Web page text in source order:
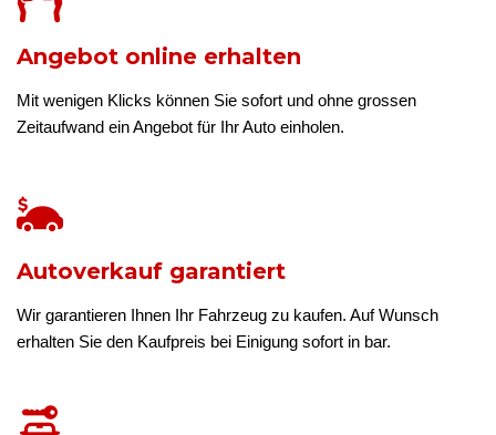
Angebot online erhalten
Mit wenigen Klicks können Sie sofort und ohne grossen
Zeitaufwand ein Angebot für Ihr Auto einholen.
Autoverkauf garantiert
Wir garantieren Ihnen Ihr Fahrzeug zu kaufen. Auf Wunsch
erhalten Sie den Kaufpreis bei Einigung sofort in bar.